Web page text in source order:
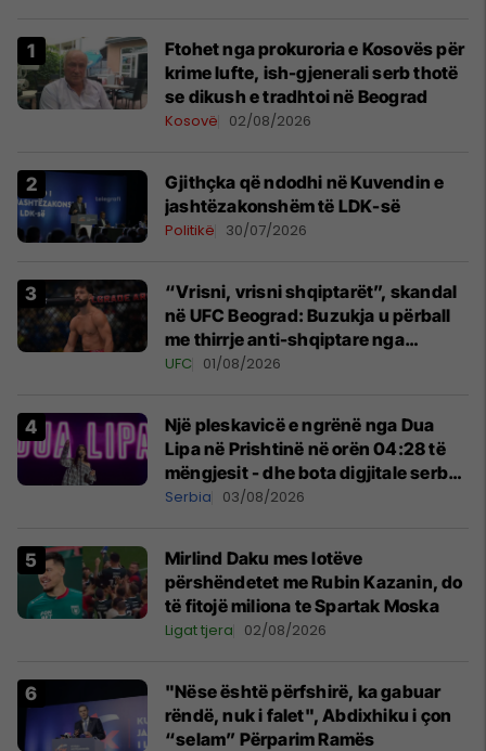
Ftohet nga prokuroria e Kosovës për
krime lufte, ish-gjenerali serb thotë
se dikush e tradhtoi në Beograd
Kosovë 02/08/2026
Gjithçka që ndodhi në Kuvendin e
jashtëzakonshëm të LDK-së
Politikë 30/07/2026
“Vrisni, vrisni shqiptarët”, skandal
në UFC Beograd: Buzukja u përball
me thirrje anti-shqiptare nga
tribunat
UFC 01/08/2026
Një pleskavicë e ngrënë nga Dua
Lipa në Prishtinë në orën 04:28 të
mëngjesit - dhe bota digjitale serbe
shpall gjendjen e luftës
Serbia 03/08/2026
Mirlind Daku mes lotëve
përshëndetet me Rubin Kazanin, do
të fitojë miliona te Spartak Moska
Ligat tjera 02/08/2026
"Nëse është përfshirë, ka gabuar
rëndë, nuk i falet", Abdixhiku i çon
“selam” Përparim Ramës